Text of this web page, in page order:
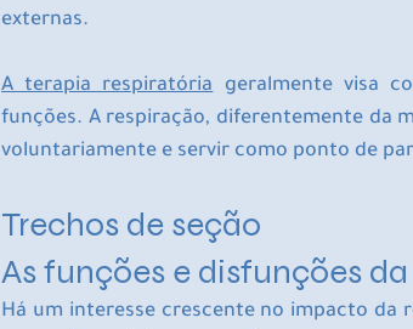
externas.
A terapia respiratória geralmente visa
funções. A respiração, diferentemente da
voluntariamente e servir como ponto de
Trechos de seção
As funções e disfunções
Há um interesse crescente no impacto da